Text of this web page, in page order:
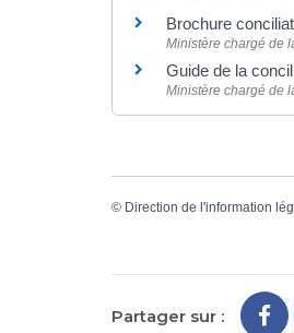
Brochure
Ministère chargé de
Guide de la
Ministère chargé de
© Direction de l'information
Partager sur :